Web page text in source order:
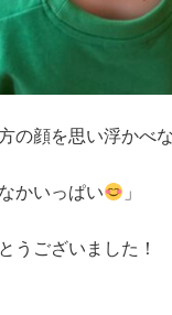
の顔を思い浮かべ
かいっぱい 」
うございました！